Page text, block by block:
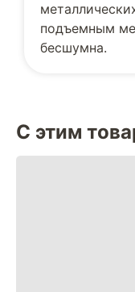
подъемным
бесшумна.
С этим